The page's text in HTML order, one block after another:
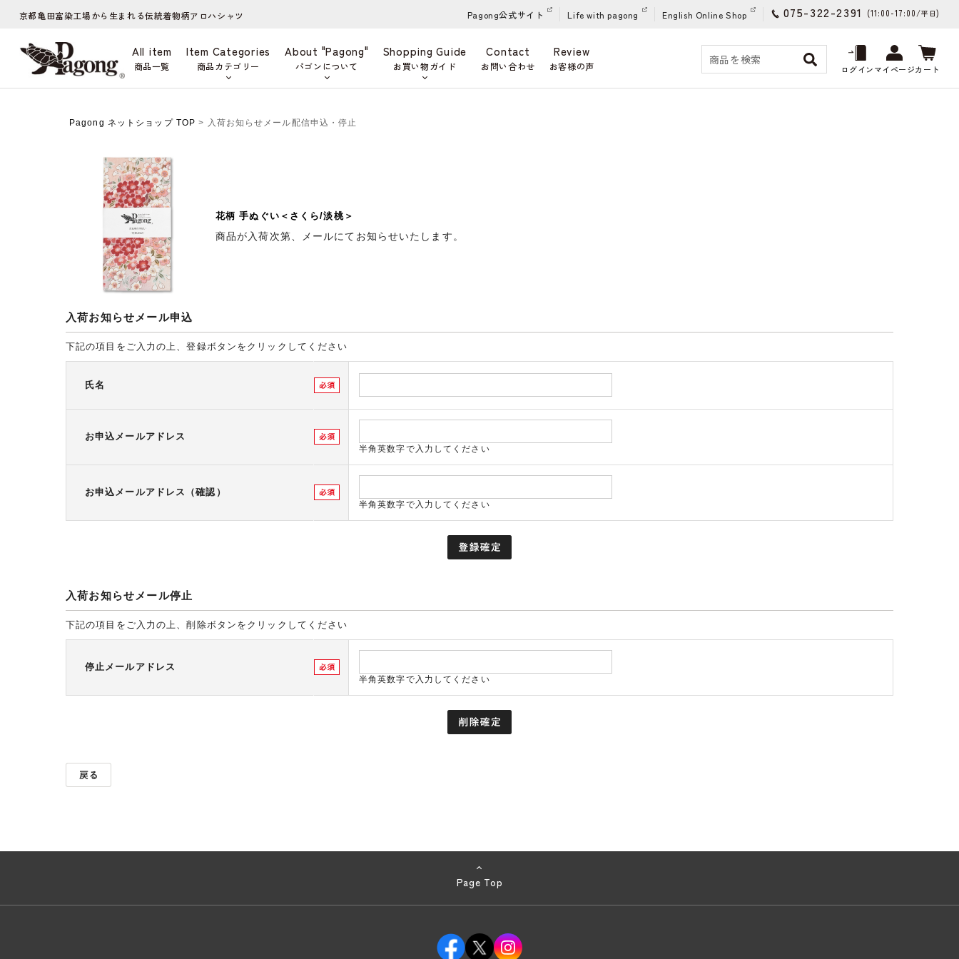
京都亀田富染工場から生まれる伝統着物柄アロハシャツ Pagong公式サイト Life with pagong English Online Shop 075-322-2391 (11:00-17:00/平日)
All item
商品一覧
Item Categories
商品カテゴリー
About "Pagong"
パゴンについて
Shopping Guide
お買い物ガイド
Contact
お問い合わせ
Review
お客様の声 ログインマイページカート
Pagong ネットショップ TOP > 入荷お知らせメール配信申込・停止
花柄 手ぬぐい＜さくら/淡桃＞
商品が入荷次第、メールにてお知らせいたします。
入荷お知らせメール申込
下記の項目をご入力の上、登録ボタンをクリックしてください
氏名
お申込メールアドレス
半角英数字で入力してください
お申込メールアドレス（確認）
半角英数字で入力してください
入荷お知らせメール停止
下記の項目をご入力の上、削除ボタンをクリックしてください
停止メールアドレス
半角英数字で入力してください
Page Top